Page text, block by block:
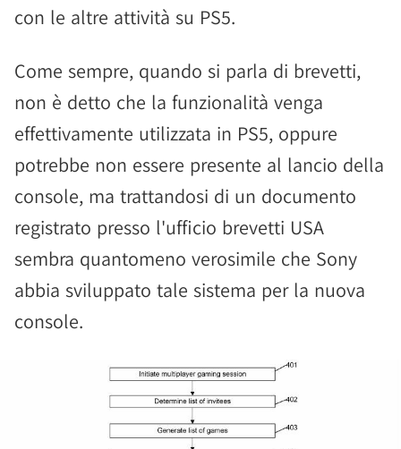
con le altre attività su PS5.
Come sempre, quando si parla di brevetti,
non è detto che la funzionalità venga
effettivamente utilizzata in PS5, oppure
potrebbe non essere presente al lancio della
console, ma trattandosi di un documento
registrato presso l'ufficio brevetti USA
sembra quantomeno verosimile che Sony
abbia sviluppato tale sistema per la nuova
console.